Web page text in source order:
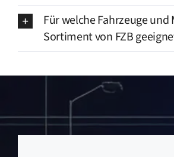
Für welche Fahrzeuge und
Sortiment von FZB